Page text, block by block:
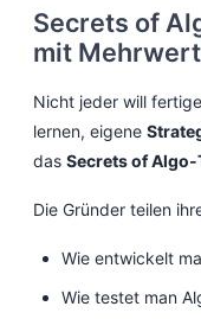
Secrets of
mit Mehrwert
Nicht jeder will
lernen, eigene
das Secrets of
Die Gründer teilen
Wie entwickelt
Wie testet man